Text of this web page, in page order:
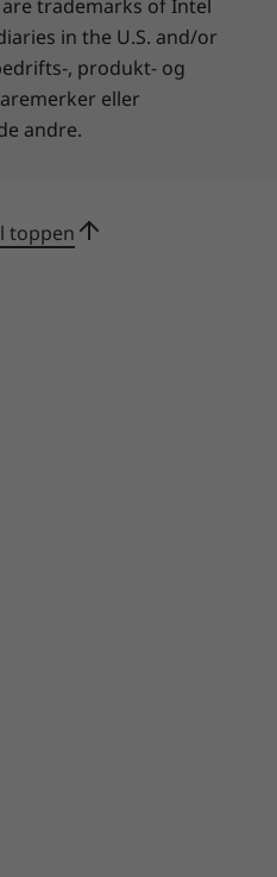
trademarks of Intel
in the U.S. and/or
, produkt- og
eller
andre.
toppen